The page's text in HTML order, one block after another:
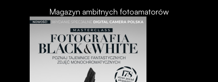
Magazyn ambitnych fotoamatorów